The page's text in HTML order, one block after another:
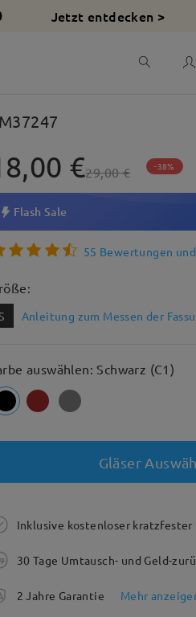
Jetzt entdecken >
€29,00 € -38%
Flash Sale
55 Bewertungen
Anleitung zum Messen der
auswählen: Schwarz (C1)
Gläser
Inklusive kostenloser kratzfester
30 Tage Umtausch- und Geld-
2 Jahre Garantie Mehr